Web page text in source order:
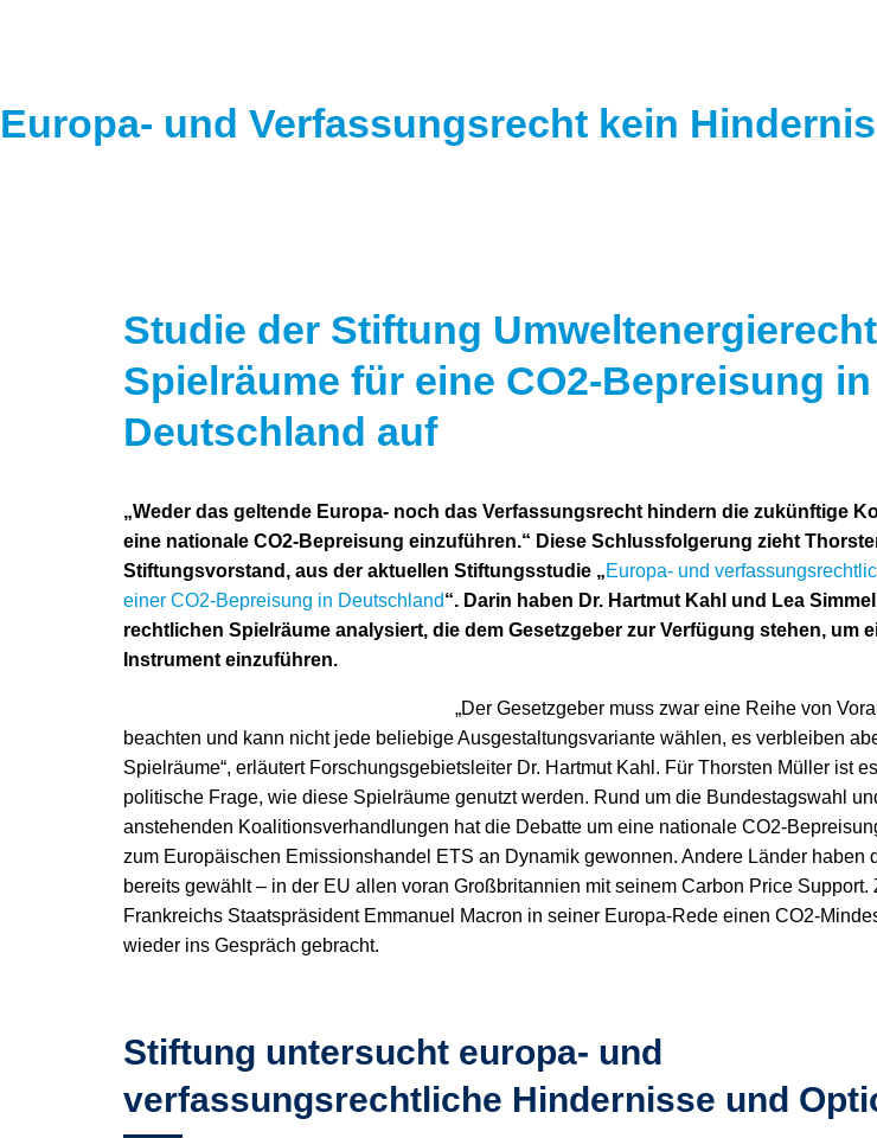
Europa- und Verfassungsrecht kein
Studie der Stiftung
Spielräume für eine CO2-Bepreisung in
Deutschland auf
„Weder das geltende Europa- noch das Verfassungsrecht hindern die zukünftige
eine nationale CO2-Bepreisung einzuführen.“ Diese Schlussfolgerung zieht
Stiftungsvorstand, aus der aktuellen Stiftungsstudie „Europa- und
einer CO2-Bepreisung in Deutschland“. Darin haben Dr. Hartmut Kahl und Lea
rechtlichen Spielräume analysiert, die dem Gesetzgeber zur Verfügung stehen, um
Instrument einzuführen.
„Der Gesetzgeber muss zwar eine Reihe von
beachten und kann nicht jede beliebige Ausgestaltungsvariante wählen, es verbleiben
Spielräume“, erläutert Forschungsgebietsleiter Dr. Hartmut Kahl. Für Thorsten Müller ist
politische Frage, wie diese Spielräume genutzt werden. Rund um die Bundestagswahl
anstehenden Koalitionsverhandlungen hat die Debatte um eine nationale CO2-
zum Europäischen Emissionshandel ETS an Dynamik gewonnen. Andere Länder haben
bereits gewählt – in der EU allen voran Großbritannien mit seinem Carbon Price Support.
Frankreichs Staatspräsident Emmanuel Macron in seiner Europa-Rede einen CO2-
wieder ins Gespräch gebracht.
Stiftung untersucht europa- und
verfassungsrechtliche Hindernisse und